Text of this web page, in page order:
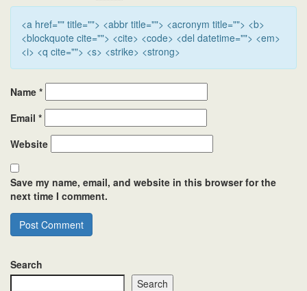
<a href="" title=""> <abbr title=""> <acronym title=""> <b>
<blockquote cite=""> <cite> <code> <del datetime=""> <em>
<i> <q cite=""> <s> <strike> <strong>
Name *
Email *
Website
Save my name, email, and website in this browser for the
next time I comment.
Search
Search